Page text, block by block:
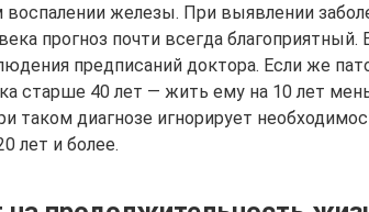
воспалении железы. При выявлении
прогноз почти всегда
предписаний доктора. Если же
старше 40 лет — жить ему на 10 лет
таком диагнозе игнорирует
лет и более.